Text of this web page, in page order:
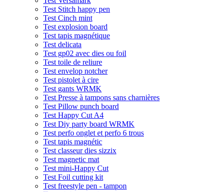
Test Stitch happy pen
Test Cinch mint
Test explosion board
Test tapis magnétique
Test delicata
Test gp02 avec dies ou foil
Test toile de reliure
Test envelop notcher
Test pistolet à cire
Test gants WRMK
Test Presse à tampons sans charnières
Test Pillow punch board
Test Happy Cut A4
Test Diy party board WRMK
Test perfo onglet et perfo 6 trous
Test tapis magnétic
Test classeur dies sizzix
Test magnetic mat
Test mini-Happy Cut
Test Foil cutting kit
Test freestyle pen - tampon